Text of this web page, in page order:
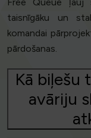
Free Queue ļauj
taisnīgāku un
komandai
pārdošanas.
Kā biļešu
avāriju